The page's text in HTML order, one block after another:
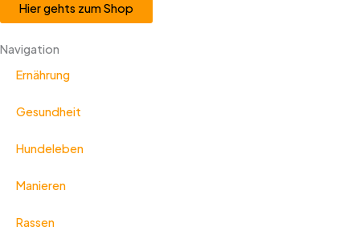
Hier gehts zum Shop
Navigation
Ernährung
Gesundheit
Hundeleben
Manieren
Rassen